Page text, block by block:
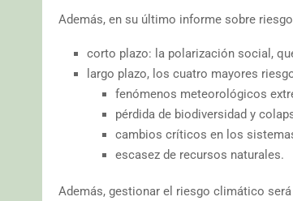
Además, en su último informe sobre
corto plazo: la polarización social,
largo plazo, los cuatro mayores
fenómenos meteorológicos
pérdida de biodiversidad y
cambios críticos en los
escasez de recursos naturales.
Además, gestionar el riesgo climático